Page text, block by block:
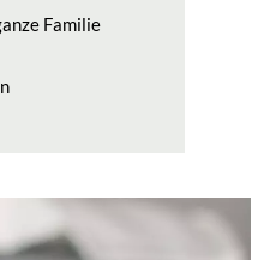
Familie